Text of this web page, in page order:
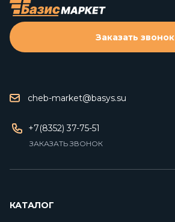
cheb-market@basys.su
+7(8352) 37-75-51
ЗАКАЗАТЬ ЗВОНОК
Заказать звонок
КАТАЛОГ